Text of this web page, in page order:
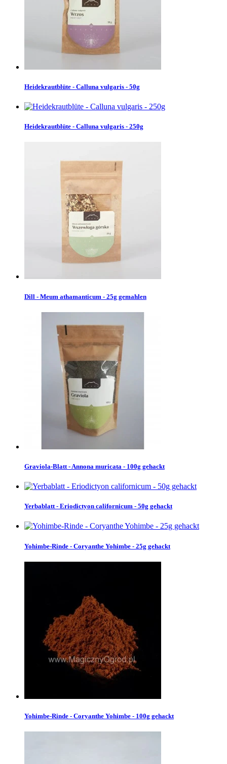
Heidekrautblüte - Calluna vulgaris - 50g
Heidekrautblüte - Calluna vulgaris - 250g
Dill - Meum athamanticum - 25g gemahlen
Graviola-Blatt - Annona muricata - 100g gehackt
Yerbablatt - Eriodictyon californicum - 50g gehackt
Yohimbe-Rinde - Coryanthe Yohimbe - 25g gehackt
Yohimbe-Rinde - Coryanthe Yohimbe - 100g gehackt